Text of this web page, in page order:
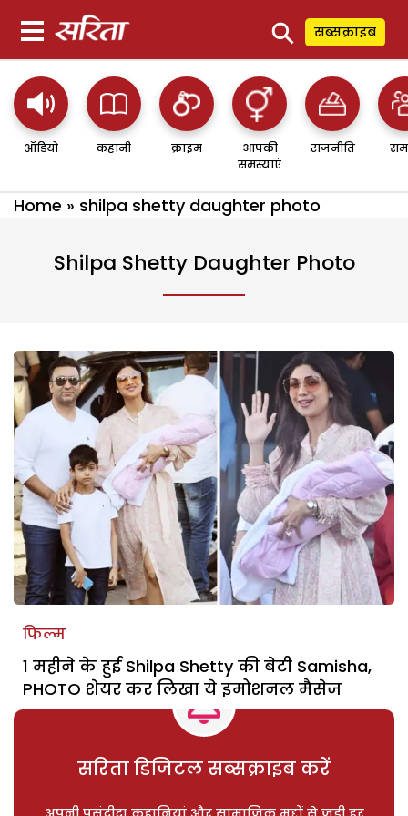
⚲ सब्सक्राइब
ऑडियो कहानी क्राइम
आपकी
समस्याएं
राजनीति
Home » shilpa shetty daughter photo
Shilpa Shetty Daughter Photo
फिल्म
1 महीने के हुई Shilpa Shetty की बेटी Samisha,
PHOTO शेयर कर लिखा ये इमोशनल मैसेज
सरिता डिजिटल सब्सक्राइब करें